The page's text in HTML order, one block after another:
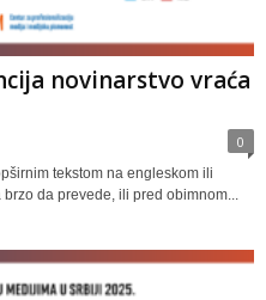
novinarstvo vraća
0
tekstom na engleskom ili
da prevede, ili pred obimnom...